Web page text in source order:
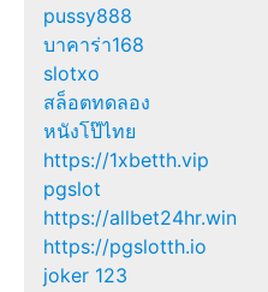
pussy888
บาคาร่า168
slotxo
สล็อตทดลอง
หนังโป๊ไทย
https://1xbetth.vip
pgslot
https://allbet24hr.win
https://pgslotth.io
joker 123